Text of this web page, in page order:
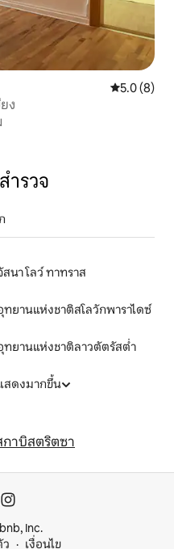
คะแนนเฉลี่
5.0 (8)
ง
ำรวจ
สนา โลว์ ทาทราส
ทยานแห่งชาติสโลวักพาราไดซ์
ทยานแห่งชาติลาวตัตรัสต่ำ
สดงมากขึ้น
าบิสตริตซา
Inc.
เงื่อนไข